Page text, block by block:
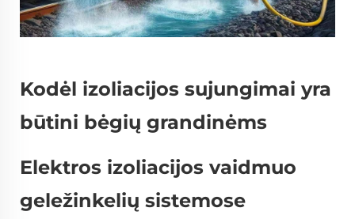
Kodėl izoliacijos sujungimai yra
būtini bėgių grandinėms
Elektros izoliacijos vaidmuo
geležinkelių sistemose